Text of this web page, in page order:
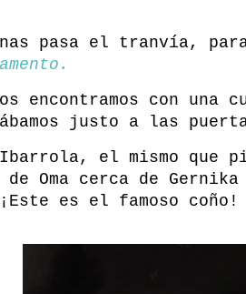
pasa el tranvía,
encontramos con una
justo a las
el mismo que
de Oma cerca de
es el famoso coño!